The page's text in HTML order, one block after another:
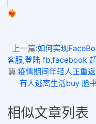
❤️‍🔥
上一篇:如何实现
客服,登陆 fb,facebook
篇:疫情期间年轻人正重
有人逃离生活buy 脸
相似文章列表